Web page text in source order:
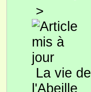
>
La vie de
l'Abeille